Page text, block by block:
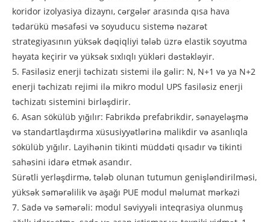
koridor izolyasiya dizaynı, cərgələr arasında qısa hava
tədarükü məsafəsi və soyuducu sistemə nəzarət
strategiyasının yüksək dəqiqliyi tələb üzrə elastik soyutma
həyata keçirir və yüksək sıxlıqlı yükləri dəstəkləyir.
5. Fasiləsiz enerji təchizatı sistemi ilə gəlir: N, N+1 və ya N+2
enerji təchizatı rejimi ilə mikro modul UPS fasiləsiz enerji
təchizatı sistemini birləşdirir.
6. Asan sökülüb yığılır: Fabrikdə prefabrikdir, sənayeləşmə
və standartlaşdırma xüsusiyyətlərinə malikdir və asanlıqla
sökülüb yığılır. Layihənin tikinti müddəti qısadır və tikinti
sahəsini idarə etmək asandır.
Sürətli yerləşdirmə, tələb olunan tutumun genişləndirilməsi,
yüksək səmərəlilik və aşağı PUE modul məlumat mərkəzi
7. Sadə və səmərəli: modul səviyyəli inteqrasiya olunmuş